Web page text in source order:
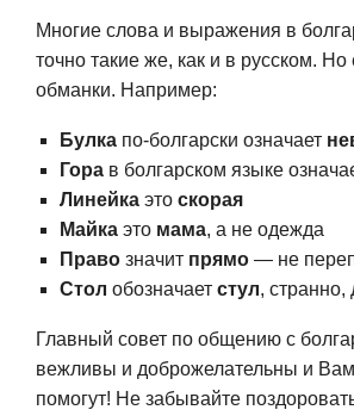
Многие слова и выражения в
точно такие же, как и в русском. Но
обманки. Например:
Булка по-болгарски означает
Гора в болгарском языке
Линейка это скорая
Майка это мама, а не одежда
Право значит прямо — не
Стол обозначает стул, странно,
Главный совет по общению с
вежливы и доброжелательны и Вам
помогут! Не забывайте